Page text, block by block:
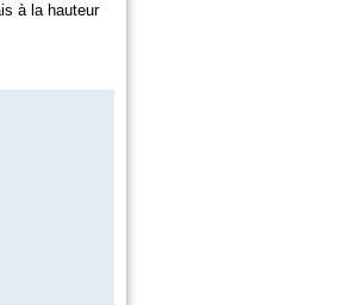
à la hauteur